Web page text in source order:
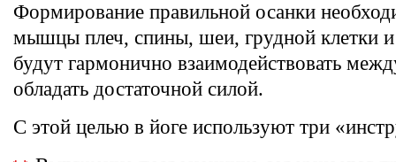
Формирование правильной осанки
мышцы плеч, спины, шеи, грудной клетки и
будут гармонично взаимодействовать
обладать достаточной силой.
С этой целью в йоге используют три